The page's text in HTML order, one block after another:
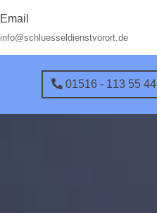
Email
info@schluesseldienstvorort.de
01516 - 113 55 44